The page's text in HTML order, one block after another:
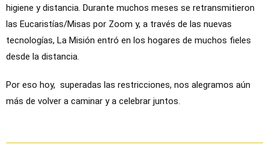
higiene y distancia. Durante muchos meses se retransmitieron
las Eucaristías/Misas por Zoom y, a través de las nuevas
tecnologías, La Misión entró en los hogares de muchos fieles
desde la distancia.
Por eso hoy, superadas las restricciones, nos alegramos aún
más de volver a caminar y a celebrar juntos.